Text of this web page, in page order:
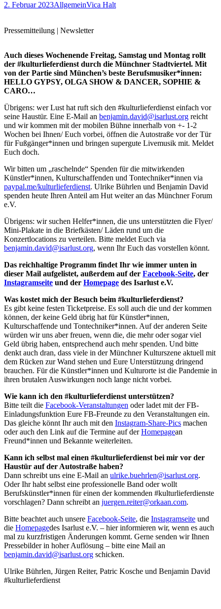
2. Februar 2023AllgemeinVica Halt
Pressemitteilung | Newsletter
Auch dieses Wochenende Freitag, Samstag und Montag rollt
der #kulturlieferdienst durch die Münchner Stadtviertel. Mit
von der Partie sind München’s beste Berufsmusiker*innen:
HELLO GYPSY, OLGA SHOW & DANCER, SOPHIE &
CARO…
Übrigens: wer Lust hat ruft sich den #kulturlieferdienst einfach vor
seine Haustür. Eine E-Mail an benjamin.david@isarlust.org reicht
und wir kommen mit der mobilen Bühne innerhalb von +- 1-2
Wochen bei Ihnen/ Euch vorbei, öffnen die Autostraße vor der Tür
für Fußgänger*innen und bringen supergute Livemusik mit. Meldet
Euch doch.
Wir bitten um „raschelnde“ Spenden für die mitwirkenden
Künstler*innen, Kulturschaffenden und Tontechniker*innen via
paypal.me/kulturlieferdienst. Ulrike Bührlen und Benjamin David
spenden heute Ihren Anteil am Hut weiter an das Münchner Forum
e.V.
Übrigens: wir suchen Helfer*innen, die uns unterstützten die Flyer/
Mini-Plakate in die Briefkästen/ Läden rund um die
Konzertlocations zu verteilen. Bitte meldet Euch via
benjamin.david@isarlust.org, wenn Ihr Euch das vorstellen könnt.
Das reichhaltige Programm findet Ihr wie immer unten in
dieser Mail aufgelistet, außerdem auf der Facebook-Seite, der
Instagramseite und der Homepage des Isarlust e.V.
Was kostet mich der Besuch beim #kulturlieferdienst?
Es gibt keine festen Ticketpreise. Es soll auch die und der kommen
können, der keine Geld übrig hat für Künstler*innen,
Kulturschaffende und Tontechniker*innen. Auf der anderen Seite
würden wir uns aber freuen, wenn die, die mehr oder sogar viel
Geld übrig haben, entsprechend auch mehr spenden. Und bitte
denkt auch dran, dass viele in der Münchner Kulturszene aktuell mit
dem Rücken zur Wand stehen und Eure Unterstützung dringend
brauchen. Für die Künstler*innen und Kulturorte ist die Pandemie in
ihren brutalen Auswirkungen noch lange nicht vorbei.
Wie kann ich den #kulturlieferdienst unterstützen?
Bitte teilt die Facebook-Veranstaltungen oder ladet mit der FB-
Einladungsfunktion Eure FB-Freunde zu den Veranstaltungen ein.
Das gleiche könnt Ihr auch mit den Instagram-Share-Pics machen
oder auch den Link auf die Termine auf derHomepagean
Freund*innen und Bekannte weiterleiten.
Kann ich selbst mal einen #kulturlieferdienst bei mir vor der
Haustür auf der Autostraße haben?
Dann schreibt uns eine E-Mail an ulrike.buehrlen@isarlust.org.
Oder Ihr habt selbst eine professionelle Band oder wollt
Berufskünstler*innen für einen der kommenden #kulturlieferdienste
vorschlagen? Dann schreibt an juergen.reiter@orkaan.com.
Bitte beachtet auch unsere Facebook-Seite, die Instagramseite und
die Homepagedes Isarlust e.V. – hier informieren wir, wenn es auch
mal zu kurzfristigen Änderungen kommt. Gerne senden wir Ihnen
Pressebilder in hoher Auflösung – bitte eine Mail an
benjamin.david@isarlust.org schicken.
Ulrike Bührlen, Jürgen Reiter, Patric Kosche und Benjamin David
#kulturlieferdienst